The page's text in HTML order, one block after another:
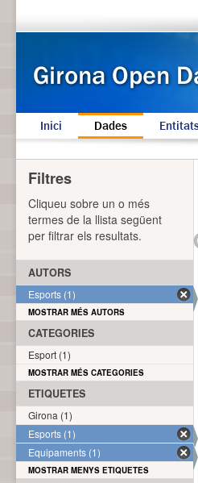
Inici Dades
Filtres
Cliqueu sobre un o més
termes de la llista següent
per filtrar els resultats.
AUTORS
Esports (1)
MOSTRAR MÉS AUTORS
CATEGORIES
Esport (1)
MOSTRAR MÉS CATEGORIES
ETIQUETES
Girona (1)
Esports (1)
Equipaments (1)
MOSTRAR MENYS ETIQUETES